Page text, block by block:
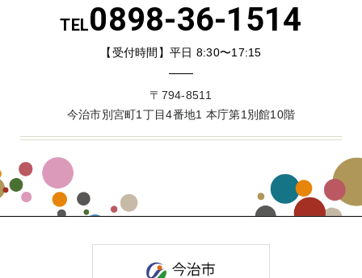
TEL0898-36-1514
【受付時間】平日 8:30〜17:15
〒794-8511
今治市別宮町1丁目4番地1 本庁第1別館10階